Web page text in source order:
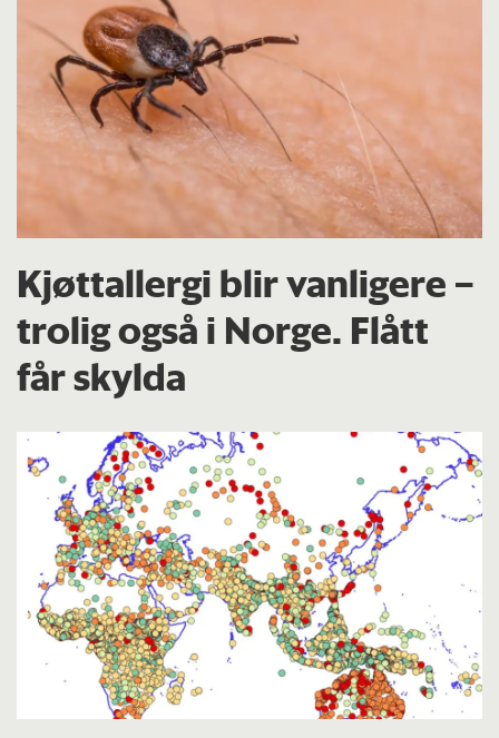
Kjøttallergi blir vanligere –
trolig også i Norge. Flått
får skylda